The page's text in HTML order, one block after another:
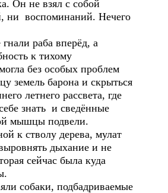
Он не взял с собой
ни воспоминаний. Нечего
раба вперёд, а
к тихому
без особых проблем
земель барона и скрыться
летнего рассвета, где
знать и сведённые
мышцы подвели.
к стволу дерева, мулат
дыхание и не
сейчас была куда
собаки, подбадриваемые